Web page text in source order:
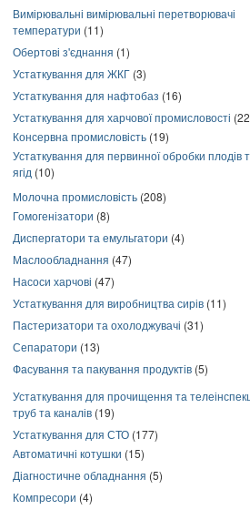
Вимірювальні вимірювальні перетворювачі
температури (11)
Обертові з'єднання (1)
Устаткування для ЖКГ (3)
Устаткування для нафтобаз (16)
Устаткування для харчової промисловості
Консервна промисловість (19)
Устаткування для первинної обробки плодів
ягід (10)
Молочна промисловість (208)
Гомогенізатори (8)
Диспергатори та емульгатори (4)
Маслообладнання (47)
Насоси харчові (47)
Устаткування для виробництва сирів (11)
Пастеризатори та охолоджувачі (31)
Сепаратори (13)
Фасування та пакування продуктів (5)
Устаткування для прочищення та
труб та каналів (19)
Устаткування для СТО (177)
Автоматичні котушки (15)
Діагностичне обладнання (5)
Компресори (4)